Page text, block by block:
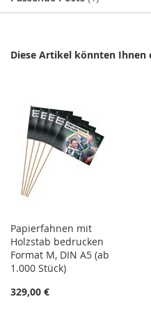
Diese Artikel könnten Ihnen
Papierfahnen mit
Holzstab bedrucken
Format M, DIN A5 (ab
1.000 Stück)
329,00 €